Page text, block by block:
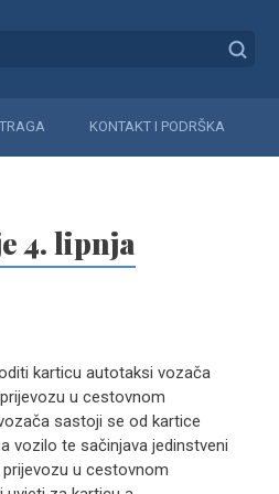
KONTAKT I PODRŠKA
4. lipnja
karticu autotaksi vozača
u cestovnom
sastoji se od kartice
vozilo te sačinjava jedinstveni
u cestovnom